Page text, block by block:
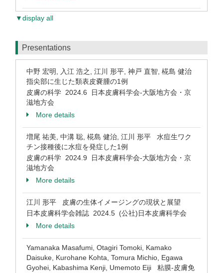
▼display all
Presentations
中野 宏明, 入江 浩之, 江川 形平, 神戸 直智, 椛島 健治
指尖部に生じた類表皮嚢腫の1例
皮膚の科学 2024.6 日本皮膚科学会-大阪地方会・京
滋地方会
More details
増尾 祐美, 中溝 聡, 椛島 健治, 江川 形平 水痘生ワク
チン接種後に水痘を発症した1例
皮膚の科学 2024.9 日本皮膚科学会-大阪地方会・京
滋地方会
More details
江川 形平 皮膚の生体イメージングの現状と展望
日本皮膚科学会雑誌 2024.5 (公社)日本皮膚科学会
More details
Yamanaka Masafumi, Otagiri Tomoki, Kamako
Daisuke, Kurohane Kohta, Tomura Michio, Egawa
Gyohei, Kabashima Kenji, Umemoto Eiji 粘膜-皮膚免